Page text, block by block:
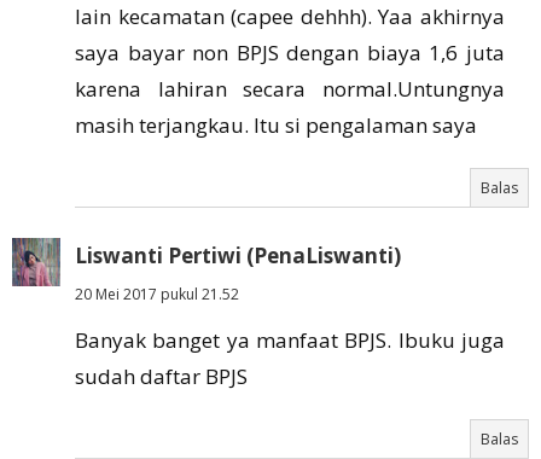
lain kecamatan (capee dehhh). Yaa akhirnya
saya bayar non BPJS dengan biaya 1,6 juta
karena lahiran secara normal.Untungnya
masih terjangkau. Itu si pengalaman saya
Balas
Liswanti Pertiwi (PenaLiswanti)
20 Mei 2017 pukul 21.52
Banyak banget ya manfaat BPJS. Ibuku juga
sudah daftar BPJS
Balas